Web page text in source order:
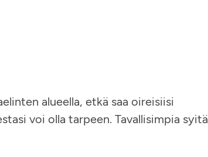
alueella, etkä saa oireisiisi
voi olla tarpeen. Tavallisimpia syitä